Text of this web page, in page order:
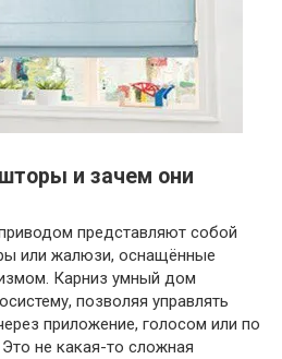
и зачем они
представляют собой
или жалюзи, оснащённые
Карниз умный дом
позволяя управлять
приложение, голосом или по
не какая-то сложная